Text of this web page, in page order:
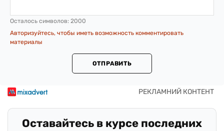
Осталось символов: 2000
Авторизуйтесь, чтобы иметь возможность комментировать
материалы
ОТПРАВИТЬ
Оставайтесь в курсе последних